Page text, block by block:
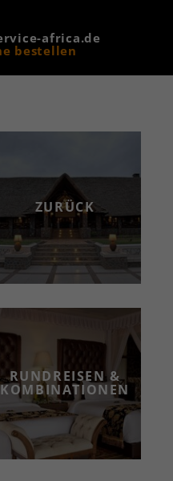
africa.de
bestellen
ZURÜCK
RUNDREISEN &
KOMBINATIONEN